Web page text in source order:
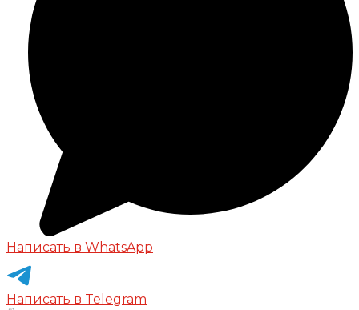
Написать в WhatsApp
Написать в Telegram